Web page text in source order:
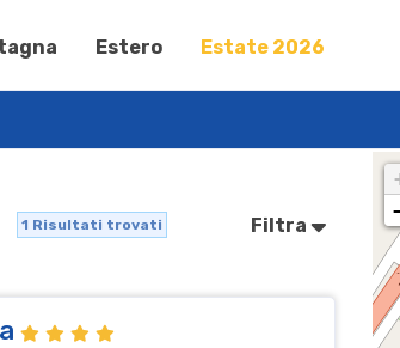
Estero Estate 2026
1 Risultati trovati Filtra